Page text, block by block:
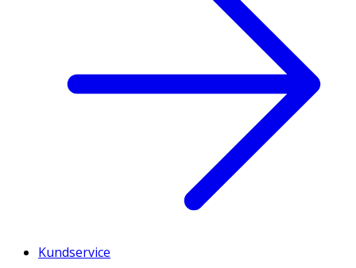
Kundservice